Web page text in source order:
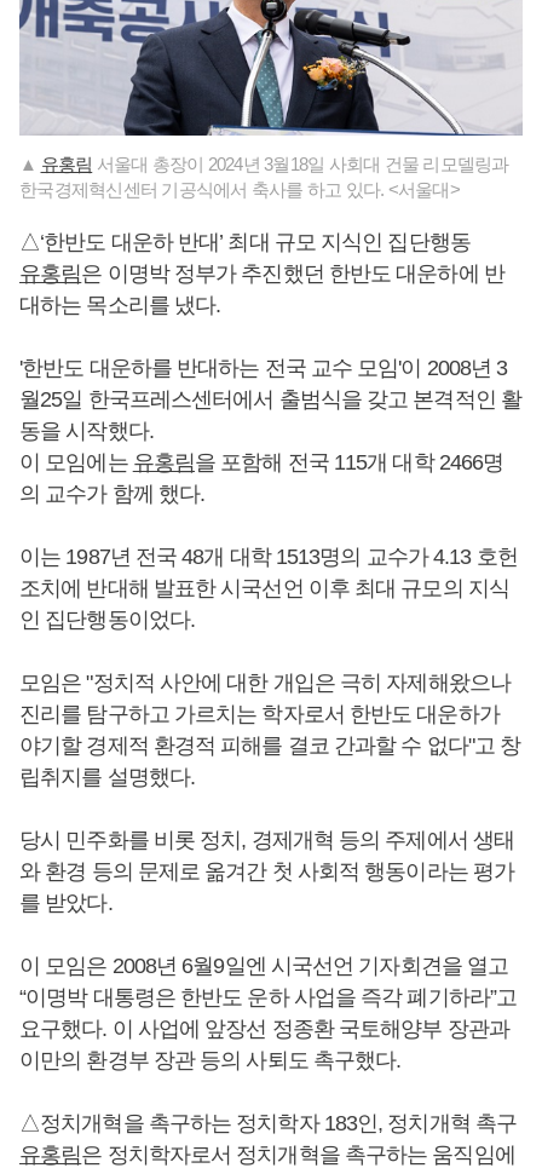
▲ 유홍림 서울대 총장이 2024년 3월18일 사회대 건물 리모델링과
한국경제혁신센터 기공식에서 축사를 하고 있다. <서울대>
△‘한반도 대운하 반대’ 최대 규모 지식인 집단행동
유홍림은 이명박 정부가 추진했던 한반도 대운하에 반
대하는 목소리를 냈다.
'한반도 대운하를 반대하는 전국 교수 모임'이 2008년 3
월25일 한국프레스센터에서 출범식을 갖고 본격적인 활
동을 시작했다.
이 모임에는 유홍림을 포함해 전국 115개 대학 2466명
의 교수가 함께 했다.
이는 1987년 전국 48개 대학 1513명의 교수가 4.13 호헌
조치에 반대해 발표한 시국선언 이후 최대 규모의 지식
인 집단행동이었다.
모임은 "정치적 사안에 대한 개입은 극히 자제해왔으나
진리를 탐구하고 가르치는 학자로서 한반도 대운하가
야기할 경제적 환경적 피해를 결코 간과할 수 없다"고 창
립취지를 설명했다.
당시 민주화를 비롯 정치, 경제개혁 등의 주제에서 생태
와 환경 등의 문제로 옮겨간 첫 사회적 행동이라는 평가
를 받았다.
이 모임은 2008년 6월9일엔 시국선언 기자회견을 열고
“이명박 대통령은 한반도 운하 사업을 즉각 폐기하라”고
요구했다. 이 사업에 앞장선 정종환 국토해양부 장관과
이만의 환경부 장관 등의 사퇴도 촉구했다.
△정치개혁을 촉구하는 정치학자 183인, 정치개혁 촉구
유홍림은 정치학자로서 정치개혁을 촉구하는 움직임에